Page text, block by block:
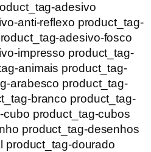
adesivo
anti-reflexo product_tag-
adesivo-fosco
impresso product_tag-
animais product_tag-
arabesco product_tag-
branco product_tag-
product_tag-cubos
product_tag-desenhos
product_tag-dourado